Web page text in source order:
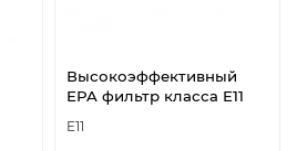
Высокоэффективный
EPA фильтр класса E11
E11